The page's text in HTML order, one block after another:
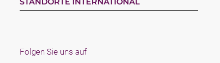
Folgen Sie uns auf